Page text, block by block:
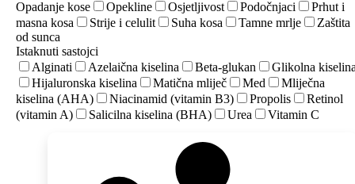
Opadanje kose
Opekline Osjetljivost Podočnjaci
Prhut i
masna kosa
Strije i celulit Suha kosa Tamne mrlje
Zaštita
od sunca
Istaknuti sastojci
Alginati
Azelaična kiselina Beta-glukan
Glikolna
Hijaluronska kiselina
Matična mliječ Med
Mliječna
kiselina (AHA)
Niacinamid (vitamin B3) Propolis
Retinol
(vitamin A)
Salicilna kiselina (BHA) Urea Vitamin C